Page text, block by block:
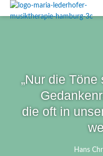
Zum
Inhalt
„Nur die
die oft in
Hans